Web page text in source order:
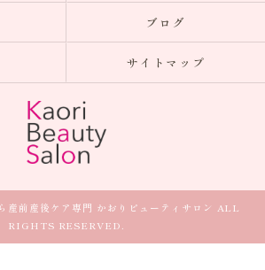
ブログ
サイトマップ
産前産後ケア専門 かおりビューティサロン ALL
RIGHTS RESERVED.